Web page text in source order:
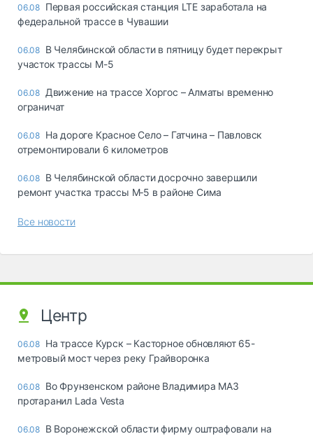
06.08 Первая российская станция LTE заработала на
федеральной трассе в Чувашии
06.08 В Челябинской области в пятницу будет перекрыт
участок трассы М-5
06.08 Движение на трассе Хоргос – Алматы временно
ограничат
06.08 На дороге Красное Село – Гатчина – Павловск
отремонтировали 6 километров
06.08 В Челябинской области досрочно завершили
ремонт участка трассы М‑5 в районе Сима
Все новости
Центр
06.08 На трассе Курск – Касторное обновляют 65-
метровый мост через реку Грайворонка
06.08 Во Фрунзенском районе Владимира МАЗ
протаранил Lada Vesta
06.08 В Воронежской области фирму оштрафовали на